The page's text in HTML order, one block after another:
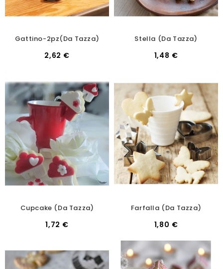
Gattino-2pz(da Tazza)
2,62 €
Stella (da Tazza)
1,48 €
Cupcake (da Tazza)
1,72 €
Farfalla (da Tazza)
1,80 €